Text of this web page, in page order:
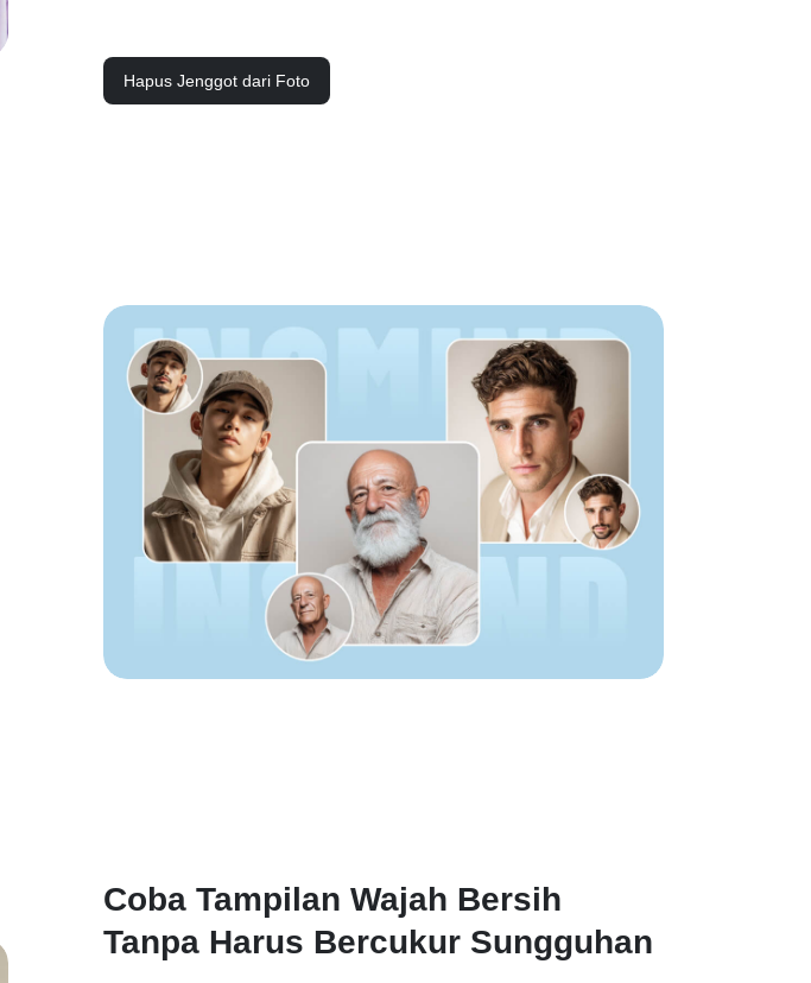
Hapus Jenggot dari Foto
Coba Tampilan Wajah Bersih
Tanpa Harus Bercukur Sungguhan